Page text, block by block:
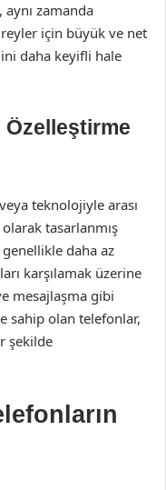
zamanda
için büyük ve net
daha keyifli hale
Özelleştirme
teknolojiyle arası
tasarlanmış
daha az
karşılamak üzerine
mesajlaşma gibi
sahip olan telefonlar,
şekilde